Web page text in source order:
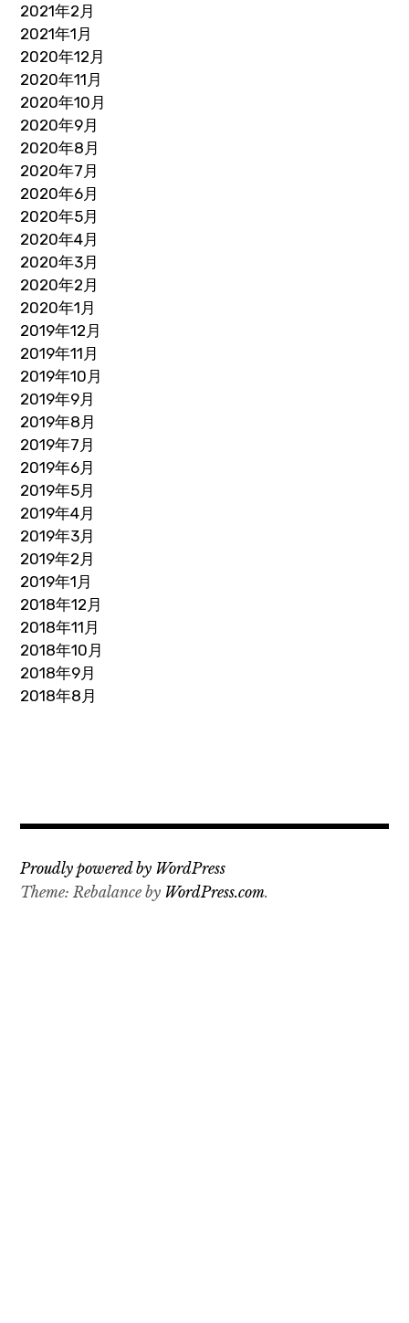
2021年2月
2021年1月
2020年12月
2020年11月
2020年10月
2020年9月
2020年8月
2020年7月
2020年6月
2020年5月
2020年4月
2020年3月
2020年2月
2020年1月
2019年12月
2019年11月
2019年10月
2019年9月
2019年8月
2019年7月
2019年6月
2019年5月
2019年4月
2019年3月
2019年2月
2019年1月
2018年12月
2018年11月
2018年10月
2018年9月
2018年8月
Proudly powered by WordPress
Theme: Rebalance by WordPress.com.